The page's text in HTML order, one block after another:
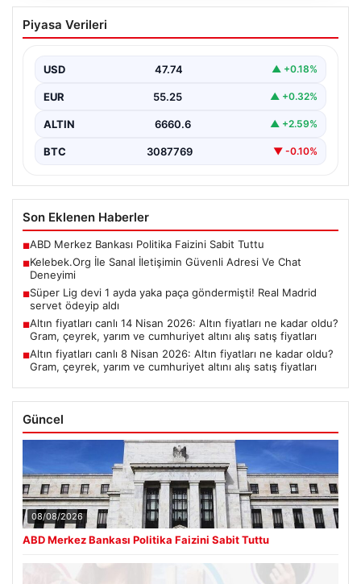
Kelebek.Org İle Sanal İletişimin Güvenli
Adresi Ve Chat Deneyimi
kurması büyük bir önem ifade etmektedir. Halen…
Piyasa Verileri
USD 47.74 ▲ +0.18%
EUR 55.25 ▲ +0.32%
ALTIN 6660.6 ▲ +2.59%
BTC 3087769 ▼ -0.10%
Son Eklenen Haberler
■ABD Merkez Bankası Politika Faizini Sabit Tuttu
■Kelebek.Org İle Sanal İletişimin Güvenli Adresi Ve Chat
Deneyimi
■Süper Lig devi 1 ayda yaka paça göndermişti! Real Madrid
servet ödeyip aldı
■Altın fiyatları canlı 14 Nisan 2026: Altın fiyatları ne kadar oldu?
Gram, çeyrek, yarım ve cumhuriyet altını alış satış fiyatları
■Altın fiyatları canlı 8 Nisan 2026: Altın fiyatları ne kadar oldu?
Gram, çeyrek, yarım ve cumhuriyet altını alış satış fiyatları
Güncel
08/08/2026
ABD Merkez Bankası Politika Faizini Sabit Tuttu